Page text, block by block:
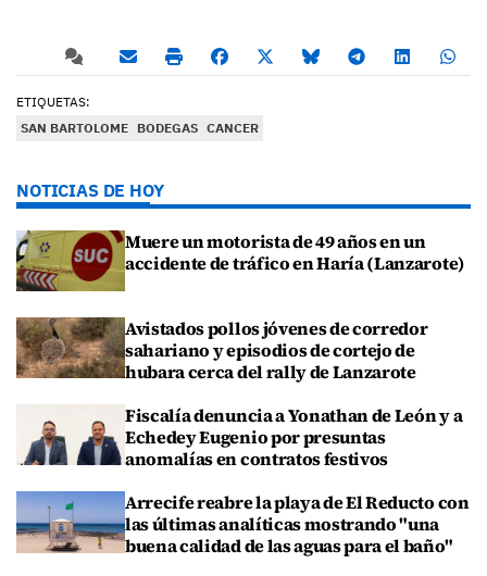
ETIQUETAS:
SAN BARTOLOME BODEGAS CANCER
NOTICIAS DE HOY
Muere un motorista de 49 años en un
accidente de tráfico en Haría (Lanzarote)
Avistados pollos jóvenes de corredor
sahariano y episodios de cortejo de
hubara cerca del rally de Lanzarote
Fiscalía denuncia a Yonathan de León y a
Echedey Eugenio por presuntas
anomalías en contratos festivos
Arrecife reabre la playa de El Reducto con
las últimas analíticas mostrando "una
buena calidad de las aguas para el baño"